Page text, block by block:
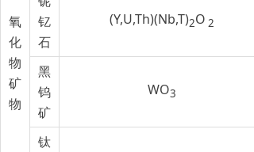
氧
化
物
矿
物
钇
石
(Y,U,Th)(Nb,T)2O 2
黑
钨
矿
WO3
钛